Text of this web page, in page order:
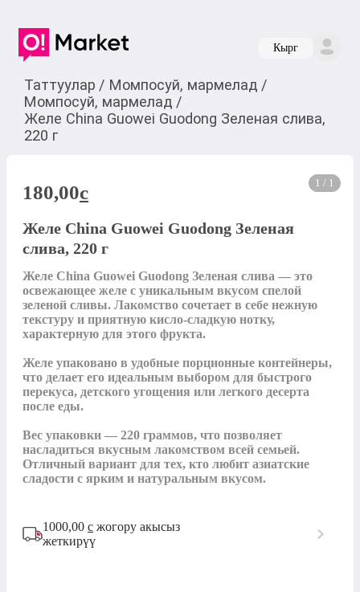
Кырг
Таттуулар / Момпосуй, мармелад /
Момпосуй, мармелад /
Желе China Guowei Guodong Зеленая слива,
220 г
1 / 1
180,00c
Желе China Guowei Guodong Зеленая
слива, 220 г
Желе China Guowei Guodong Зеленая слива — это
освежающее желе с уникальным вкусом спелой
зеленой сливы. Лакомство сочетает в себе нежную
текстуру и приятную кисло-сладкую нотку,
характерную для этого фрукта.
Желе упаковано в удобные порционные контейнеры,
что делает его идеальным выбором для быстрого
перекуса, детского угощения или легкого десерта
после еды.
Вес упаковки — 220 граммов, что позволяет
насладиться вкусным лакомством всей семьей.
Отличный вариант для тех, кто любит азиатские
1000,00 с жогору акысыз
жеткирүү